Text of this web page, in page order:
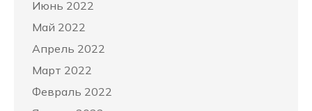
Июнь 2022
Май 2022
Апрель 2022
Март 2022
Февраль 2022